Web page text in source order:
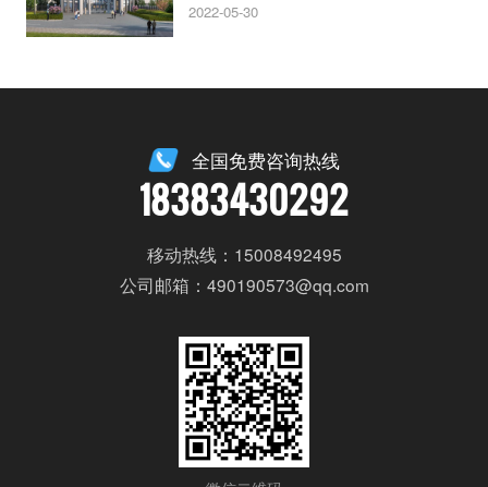
2022-05-30
全国免费咨询热线
18383430292
移动热线：15008492495
公司邮箱：490190573@qq.com